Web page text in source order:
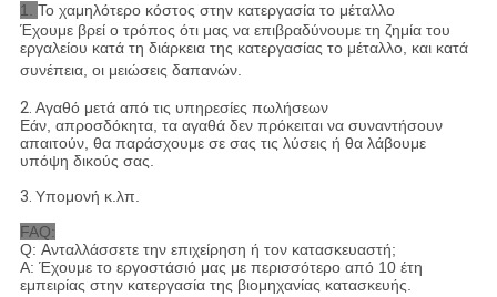
1. Το χαμηλότερο κόστος στην κατεργασία το μέταλλο
Έχουμε βρεί ο τρόπος ότι μας να επιβραδύνουμε τη ζημία του
εργαλείου κατά τη διάρκεια της κατεργασίας το μέταλλο, και κατά
συνέπεια, οι μειώσεις δαπανών.
2. Αγαθό μετά από τις υπηρεσίες πωλήσεων
Εάν, απροσδόκητα, τα αγαθά δεν πρόκειται να συναντήσουν
απαιτούν, θα παράσχουμε σε σας τις λύσεις ή θα λάβουμε
υπόψη δικούς σας.
3. Υπομονή κ.λπ.
FAQ:
Q: Ανταλλάσσετε την επιχείρηση ή τον κατασκευαστή;
Α: Έχουμε το εργοστάσιό μας με περισσότερο από 10 έτη
εμπειρίας στην κατεργασία της βιομηχανίας κατασκευής.